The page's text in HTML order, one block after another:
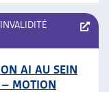
AI AU SEIN
– MOTION